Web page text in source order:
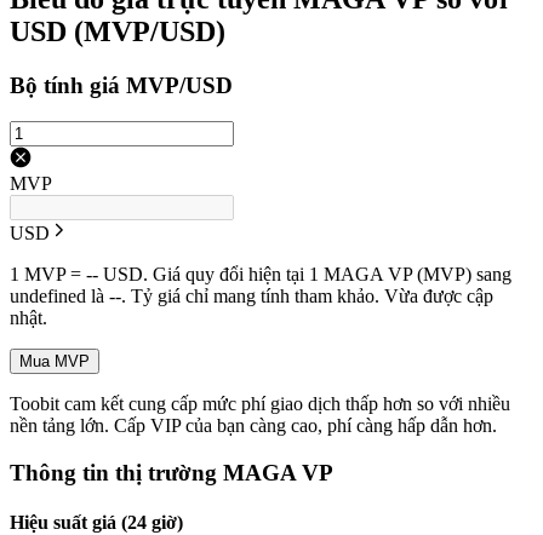
USD (MVP/USD)
Bộ tính giá MVP/USD
MVP
USD
1 MVP = -- USD. Giá quy đổi hiện tại 1 MAGA VP (MVP) sang
undefined là --. Tỷ giá chỉ mang tính tham khảo. Vừa được cập
nhật.
Mua MVP
Toobit cam kết cung cấp mức phí giao dịch thấp hơn so với nhiều
nền tảng lớn. Cấp VIP của bạn càng cao, phí càng hấp dẫn hơn.
Thông tin thị trường MAGA VP
Hiệu suất giá (24 giờ)